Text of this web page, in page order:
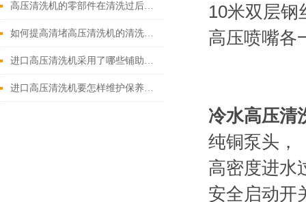
高压清洗机的零部件在清洗过后还需要注意什么
如何提高清堵高压清洗机的清洗效果？
进口高压清洗机采用了哪些铺助系统
进口高压清洗机要怎样维护保养才算合理呢
10米双层钢
高压喷嘴各
冷水高压清
纯铜泵头，
高密度进水
安全启动开